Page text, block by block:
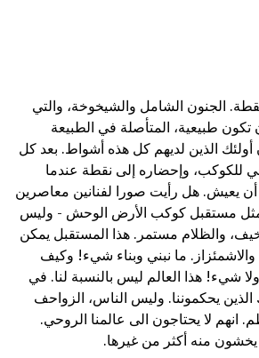
الجنون الشامل والشيخوخة، والتي
طبيعية، المتأصلة في الطبيعة
الذين لديهم كل هذه أشواط. بعد كل
للكوكب، وإحضاره إلى نقطة عندما
يعيش. هل رأيت صورا لفنانين معاصرين
مستقبل كوكب الأرض الوحش - وليس
والظلام مستمر. هذا المستقبل يمكن
ما نبني وبناء شيء! وكيف
شيء! هذا العالم ليس بالنسبة لنا. في
يحكموننا. وليس الناس، الزواحف
انهم لا يحتاجون الى عالمنا الروحي.
منه أكثر من غيرها.